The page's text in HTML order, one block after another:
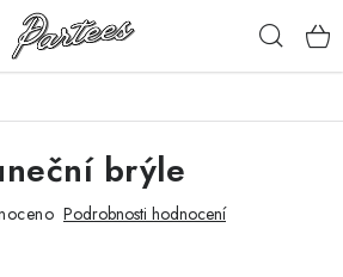
brýle
Podrobnosti hodnocení